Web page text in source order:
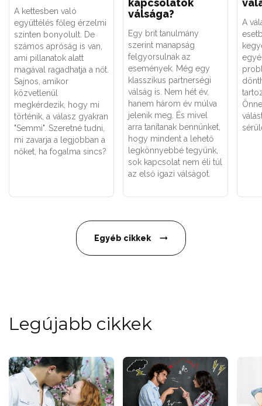
A kettesben való
együttélés főleg érzelmi
szinten bonyolult. De
számos apróság is van,
ami pillanatok alatt
magával ragadhatja a nőt.
Sajnos, amikor
közvetlenül
megkérdezik, hogy mi
történik, a válasz gyakran
"Semmi". Szeretné tudni,
mi zavarja a legjobban a
nőket, ha fogalma sincs?
kapcsolatok
válsága?
Egy brit tanulmány
szerint manapság
felgyorsulnak az
események. Még egy
klasszikus partnerségi
válság is. Nem hét év,
hanem három év múlva
jelenik meg. És mivel
arra tanítanak bennünket,
hogy mindent a lehető
legkönnyebbé tegyünk,
sok kapcsolat nem éli túl
az első igazi válságot.
A
Egyéb cikkek
Legújabb cikkek